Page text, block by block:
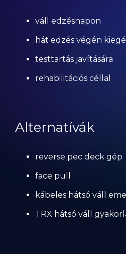
váll edzésnapon
hát edzés végén
testtartás javítására
rehabilitációs céllal
Alternatívák
reverse pec deck gép
face pull
kábeles hátsó váll
TRX hátsó váll